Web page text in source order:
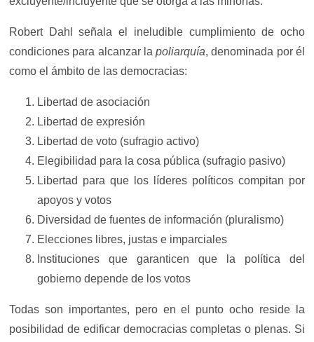
Robert Dahl señala el ineludible cumplimiento de ocho
condiciones para alcanzar lapoliarquía, denominada por él
como el ámbito de las democracias:
Libertad de asociación
Libertad de expresión
Libertad de voto (sufragio activo)
Elegibilidad para la cosa pública (sufragio pasivo)
Libertad para que los líderes políticos compitan por
apoyos y votos
Diversidad de fuentes de información (pluralismo)
Elecciones libres, justas e imparciales
Instituciones que garanticen que la política del
gobierno depende de los votos
Todas son importantes, pero en el punto ocho reside la
posibilidad de edificar democracias completas o plenas. Si